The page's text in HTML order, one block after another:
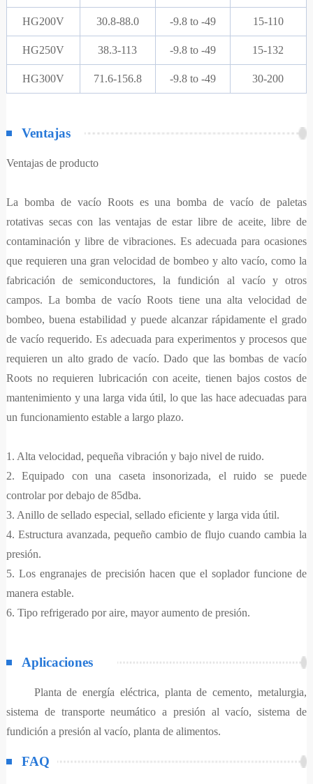
HG200V 30.8-88.0 -9.8 to -49 15-110
HG250V 38.3-113 -9.8 to -49 15-132
HG300V 71.6-156.8 -9.8 to -49 30-200
Ventajas
Ventajas de producto
La bomba de vacío Roots es una bomba de vacío de paletas
rotativas secas con las ventajas de estar libre de aceite, libre de
contaminación y libre de vibraciones. Es adecuada para ocasiones
que requieren una gran velocidad de bombeo y alto vacío, como la
fabricación de semiconductores, la fundición al vacío y otros
campos. La bomba de vacío Roots tiene una alta velocidad de
bombeo, buena estabilidad y puede alcanzar rápidamente el grado
de vacío requerido. Es adecuada para experimentos y procesos que
requieren un alto grado de vacío. Dado que las bombas de vacío
Roots no requieren lubricación con aceite, tienen bajos costos de
mantenimiento y una larga vida útil, lo que las hace adecuadas para
un funcionamiento estable a largo plazo.
1. Alta velocidad, pequeña vibración y bajo nivel de ruido.
2. Equipado con una caseta insonorizada, el ruido se puede
controlar por debajo de 85dba.
3. Anillo de sellado especial, sellado eficiente y larga vida útil.
4. Estructura avanzada, pequeño cambio de flujo cuando cambia la
presión.
5. Los engranajes de precisión hacen que el soplador funcione de
manera estable.
6. Tipo refrigerado por aire, mayor aumento de presión.
Aplicaciones
Planta de energía eléctrica, planta de cemento, metalurgia,
sistema de transporte neumático a presión al vacío, sistema de
fundición a presión al vacío, planta de alimentos.
FAQ